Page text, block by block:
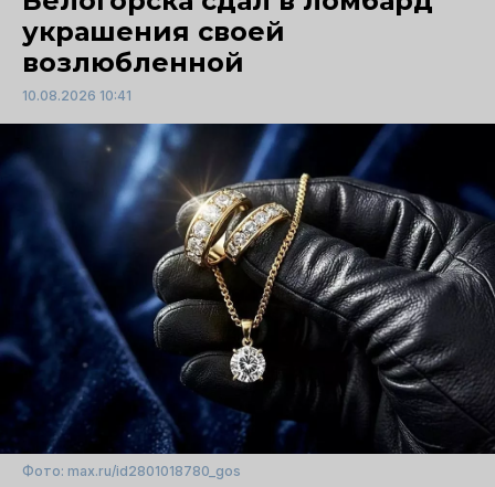
украшения своей
возлюбленной
10.08.2026 10:41
Фото: max.ru/id2801018780_gos